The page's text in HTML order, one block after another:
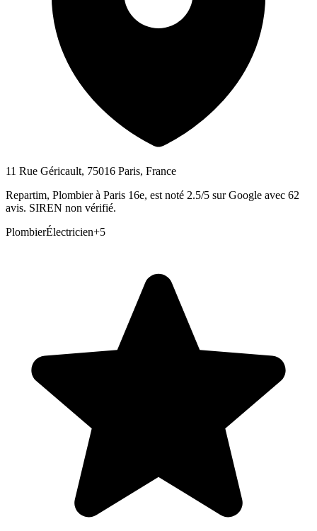
11 Rue Géricault, 75016 Paris, France
Repartim, Plombier à Paris 16e, est noté 2.5/5 sur Google avec 62
avis. SIREN non vérifié.
PlombierÉlectricien+5